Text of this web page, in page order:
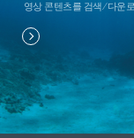
영상 콘텐츠를 검색 ⁄ 다운